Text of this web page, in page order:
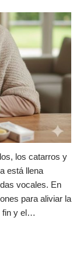
los catarros y
está llena
vocales. En
para aliviar la
fin y el…